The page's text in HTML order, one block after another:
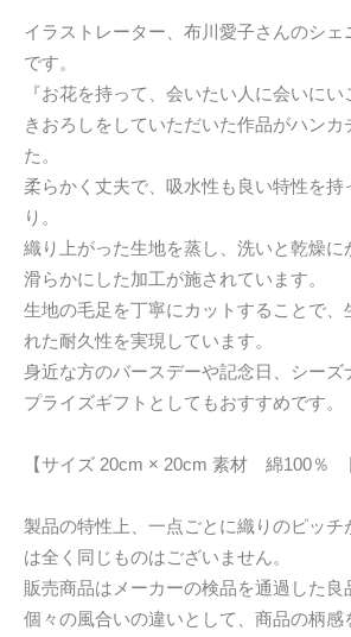
イラストレーター、布川愛子さんのシェ
です。
『お花を持って、会いたい人に会いに
きおろしをしていただいた作品がハンカ
た。
柔らかく丈夫で、吸水性も良い特性を持
り。
織り上がった生地を蒸し、洗いと乾燥に
滑らかにした加工が施されています。
生地の毛足を丁寧にカットすることで、
れた耐久性を実現しています。
身近な方のバースデーや記念日、シーズ
プライズギフトとしてもおすすめです。
【サイズ 20cm × 20cm 素材 綿100％
製品の特性上、一点ごとに織りのピッチ
は全く同じものはございません。
販売商品はメーカーの検品を通過した良
個々の風合いの違いとして、商品の柄感